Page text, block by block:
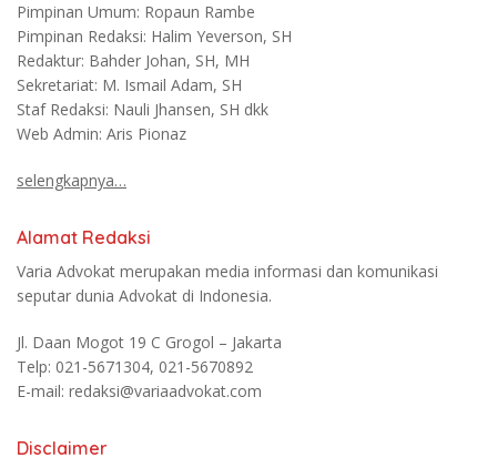
Pimpinan Umum: Ropaun Rambe
Pimpinan Redaksi: Halim Yeverson, SH
Redaktur: Bahder Johan, SH, MH
Sekretariat: M. Ismail Adam, SH
Staf Redaksi: Nauli Jhansen, SH dkk
Web Admin: Aris Pionaz
selengkapnya…
Alamat Redaksi
Varia Advokat merupakan media informasi dan komunikasi
seputar dunia Advokat di Indonesia.
Jl. Daan Mogot 19 C Grogol – Jakarta
Telp: 021-5671304, 021-5670892
E-mail: redaksi@variaadvokat.com
Disclaimer